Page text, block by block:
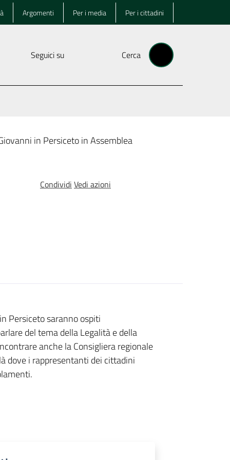
Argomenti Per i media Per i cittadini
Seguici su Cerca
in Persiceto in Assemblea
Condividi Vedi azioni
Persiceto saranno ospiti
del tema della Legalità e della
anche la Consigliera regionale
dove i rappresentanti dei cittadini